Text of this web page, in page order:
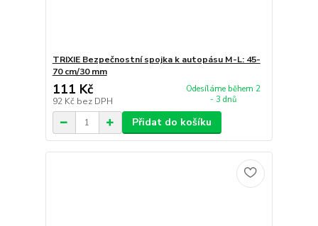
TRIXIE Bezpečnostní spojka k autopásu M-L: 45-
70 cm/30 mm
111 Kč
92 Kč bez DPH
Odesíláme během 2
- 3 dnů
Přidat do košíku